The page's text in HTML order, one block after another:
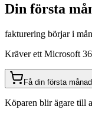
Din första
fakturering börjar i
Kräver ett Microsoft
Få din första
Köparen blir ägare till